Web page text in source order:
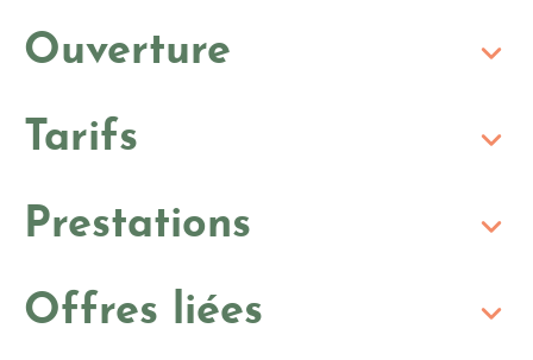
Ouverture
Tarifs
Prestations
Offres liées